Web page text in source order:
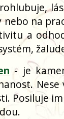
na
a
- je
Posiluje